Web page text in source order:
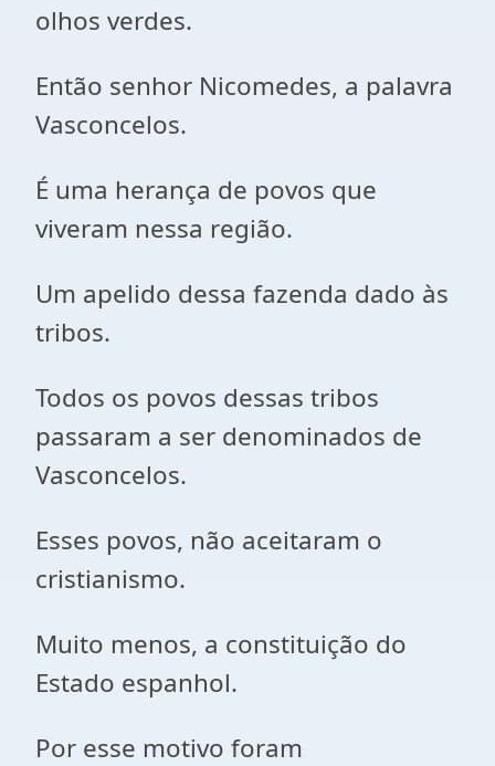
olhos verdes.
Então senhor Nicomedes, a palavra
Vasconcelos.
É uma herança de povos que
viveram nessa região.
Um apelido dessa fazenda dado às
tribos.
Todos os povos dessas tribos
passaram a ser denominados de
Vasconcelos.
Esses povos, não aceitaram o
cristianismo.
Muito menos, a constituição do
Estado espanhol.
Por esse motivo foram